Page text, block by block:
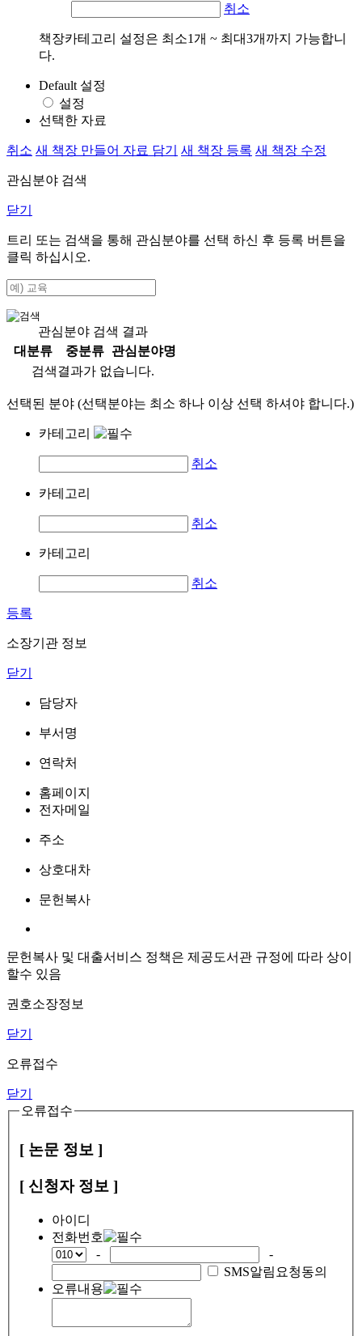
취소
책장카테고리 설정은 최소1개 ~ 최대3개까지 가능합니
다.
Default 설정
설정
선택한 자료
취소 새 책장 만들어 자료 담기 새 책장 등록 새 책장 수정
관심분야 검색
닫기
트리 또는 검색을 통해 관심분야를 선택 하신 후 등록 버튼을
클릭 하십시오.
관심분야 검색 결과
대분류
중분류
관심분야명
검색결과가 없습니다.
선택된 분야 (선택분야는 최소 하나 이상 선택 하셔야 합니다.)
카테고리
취소
카테고리
취소
카테고리
취소
등록
소장기관 정보
닫기
담당자
부서명
연락처
홈페이지
전자메일
주소
상호대차
문헌복사
문헌복사 및 대출서비스 정책은 제공도서관 규정에 따라 상이
할수 있음
권호소장정보
닫기
오류접수
닫기
오류접수
[ 논문 정보 ]
[ 신청자 정보 ]
아이디
전화번호
-
-
SMS알림요청동의
오류내용